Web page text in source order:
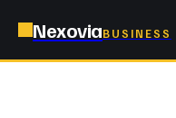
NexoviaBUSINESS